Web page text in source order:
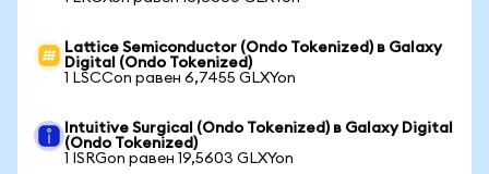
Lattice Semiconductor (Ondo Tokenized) в Galaxy
Digital (Ondo Tokenized)
1 LSCCon равен 6,7455 GLXYon
Intuitive Surgical (Ondo Tokenized) в Galaxy Digital
(Ondo Tokenized)
1 ISRGon равен 19,5603 GLXYon